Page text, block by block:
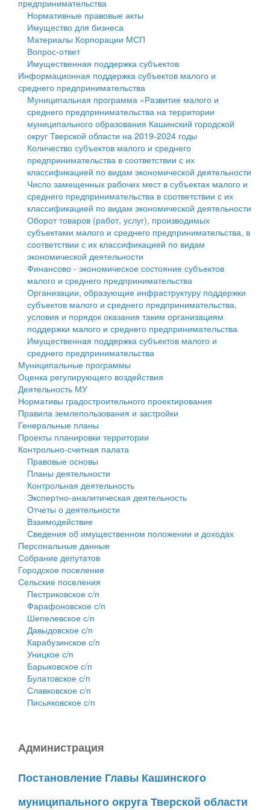
Государственные услуги
Промышленность и АПК
Экономика и бизнес
...
Символика
Устав
Гостям округа
Туризм
Культура
Образование
Здравоохранение
Социальная защита
Фотоальбом
муниципального округа Тверской области
Администрация Кашинского муниципального округа
Тверской области
Управление сельскими территориями
Открытые данные
Работа с обращениями граждан
Муниципальный контроль
Муниципальные услуги
Проекты административных регламентов
Антимонопольный комплаенс
Противодействие коррупции
Финансовое управление
Бюджет для граждан
Имущество
Выявление правообладателей ранее учтенных
объектов недвижимости
Имущественная поддержка субъектов малого и
среднего предпринимательства
Информационная поддержка субъектов малого и
среднего предпринимательства
Муниципальные программы
Контрольно-счетная палата
Персональные данные
Оценка регулирующего воздействия
Деятельность МУ
Нормативы градостроительного проектирования
Правила землепользования и застройки
Генеральные планы
Проекты планировки территории
Собрание депутатов
Городское поселение
Сельские поселения
предпринимательства
Нормативные правовые акты
Имущество для бизнеса
Материалы Корпорации МСП
Вопрос-ответ
Имущественная поддержка субъектов
Информационная поддержка субъектов малого и
среднего предпринимательства
Муниципальная программа «Развитие малого и
среднего предпринимательства на территории
муниципального образования Кашинский городской
округ Тверской области на 2019-2024 годы
Количество субъектов малого и среднего
предпринимательства в соответствии с их
классификацией по видам экономической деятельности
Число замещенных рабочих мест в субъектах малого и
среднего предпринимательства в соответствии с их
классификацией по видам экономической деятельности
Оборот товаров (работ, услуг), производимых
субъектами малого и среднего предпринимательства, в
соответствии с их классификацией по видам
экономической деятельности
Финансово - экономическое состояние субъектов
малого и среднего предпринимательства
Организации, образующие инфраструктуру поддержки
субъектов малого и среднего предпринимательства,
условия и порядок оказания таким организациям
поддержки малого и среднего предпринимательства
Имущественная поддержка субъектов малого и
среднего предпринимательства
Муниципальные программы
Оценка регулирующего воздействия
Деятельность МУ
Нормативы градостроительного проектирования
Правила землепользования и застройки
Генеральные планы
Проекты планировки территории
Контрольно-счетная палата
Правовые основы
Планы деятельности
Контрольная деятельность
Экспертно-аналитическая деятельность
Отчеты о деятельности
Взаимодействие
Сведения об имущественном положении и доходах
Персональные данные
Собрание депутатов
Городское поселение
Сельские поселения
Пестриковское с/п
Фарафоновское с/п
Шепелевское с/п
Давыдовское с/п
Карабузинское с/п
Уницкое с/п
Барыковское с/п
Булатовское с/п
Славковское с/п
Письяковское с/п
Администрация
Постановление Главы Кашинского
муниципального округа Тверской области